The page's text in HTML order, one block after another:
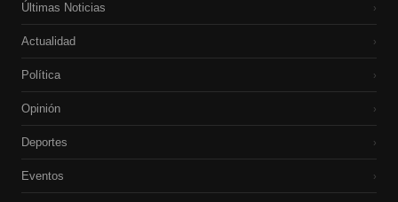
Últimas Noticias ›
Actualidad ›
Política ›
Opinión ›
Deportes ›
Eventos ›